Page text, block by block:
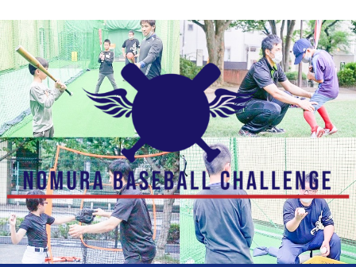
あなたの住んでる地域に
訪問型野球教室野村ベースボールチャレンジ（NBC）